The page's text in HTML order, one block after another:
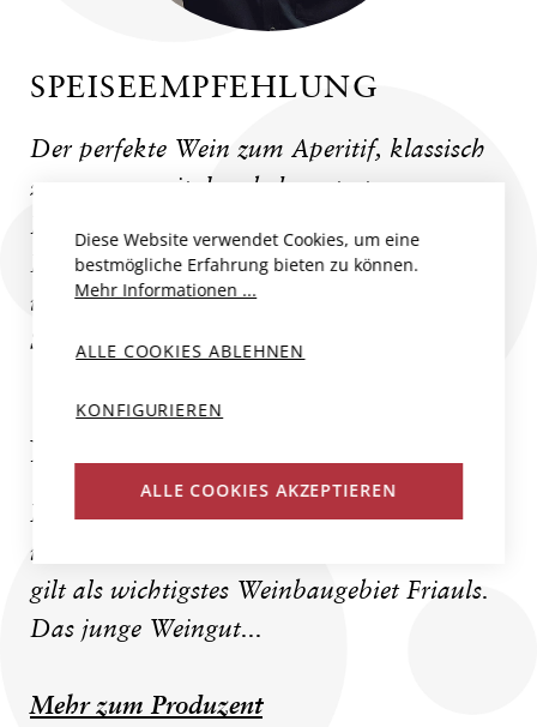
SPEISEEMPFEHLUNG
Der perfekte Wein zum Aperitif, klassisch
zusammen mit dem bekanntesten
Rohschinken aus dem Friaul, dem San
Daniele serviert. Passt aber auch
wunderbar zu verschiedenen Eierspeisen,
Spargelgerichten und zu Fisch.
NORINA PEZ
Norina Pez liegt im Collio Goriziano,
unweit der slowenischen Grenze. Dieses
gilt als wichtigstes Weinbaugebiet Friauls.
Das junge Weingut...
Mehr zum Produzent
Diese Website verwendet Cookies, um eine
bestmögliche Erfahrung bieten zu können.
Mehr Informationen ...
ALLE COOKIES ABLEHNEN
KONFIGURIEREN
ALLE COOKIES AKZEPTIEREN